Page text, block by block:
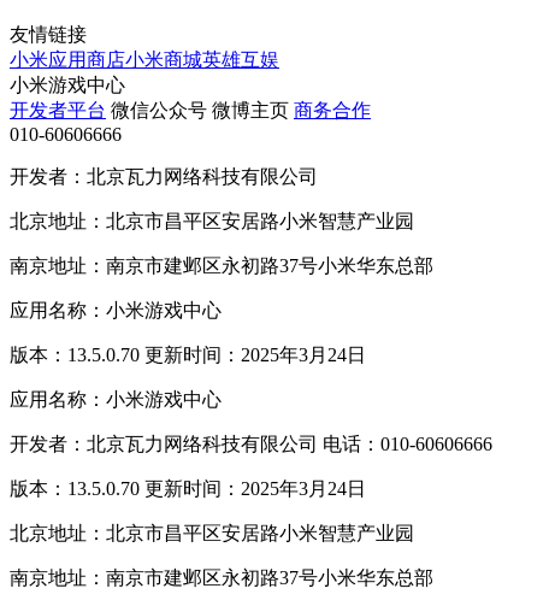
友情链接
小米应用商店小米商城英雄互娱
小米游戏中心
开发者平台 微信公众号 微博主页 商务合作
010-60606666
开发者：北京瓦力网络科技有限公司
北京地址：北京市昌平区安居路小米智慧产业园
南京地址：南京市建邺区永初路37号小米华东总部
应用名称：小米游戏中心
版本：13.5.0.70 更新时间：2025年3月24日
应用名称：小米游戏中心
开发者：北京瓦力网络科技有限公司 电话：010-60606666
版本：13.5.0.70 更新时间：2025年3月24日
北京地址：北京市昌平区安居路小米智慧产业园
南京地址：南京市建邺区永初路37号小米华东总部